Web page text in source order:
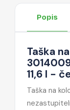
Popis
Taška
11,6 l -
Taška na